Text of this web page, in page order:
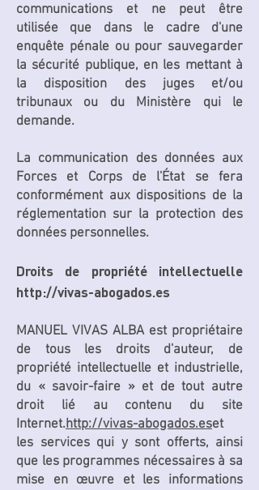
communications et ne peut être
utilisée que dans le cadre d'une
enquête pénale ou pour sauvegarder
la sécurité publique, en les mettant à
la disposition des juges et/ou
tribunaux ou du Ministère qui le
demande.
La communication des données aux
Forces et Corps de l'État se fera
conformément aux dispositions de la
réglementation sur la protection des
données personnelles.
Droits de propriété intellectuelle
http://vivas-abogados.es
MANUEL VIVAS ALBA est propriétaire
de tous les droits d'auteur, de
propriété intellectuelle et industrielle,
du « savoir-faire » et de tout autre
droit lié au contenu du site
Internet.http://vivas-abogados.eset
les services qui y sont offerts, ainsi
que les programmes nécessaires à sa
mise en œuvre et les informations